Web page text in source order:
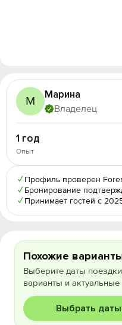
М Марина
Владелец
1 год
Опыт
✓ Профиль проверен
✓ Бронирование
✓ Принимает гостей с
Похожие
Выберите даты
варианты и
Выбрать даты